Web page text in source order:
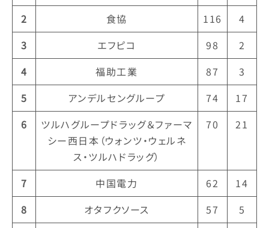
2
食協 116
4
3
エフピコ 98
2
4
福助工業 87
3
5
アンデルセングループ 74
17
6
ツルハグループドラッグ＆ファーマ
シー西日本（ウォンツ・ウェルネ
ス・ツルハドラッグ）
70 21
7 中国電力 62
14
8
オタフクソース 57
5